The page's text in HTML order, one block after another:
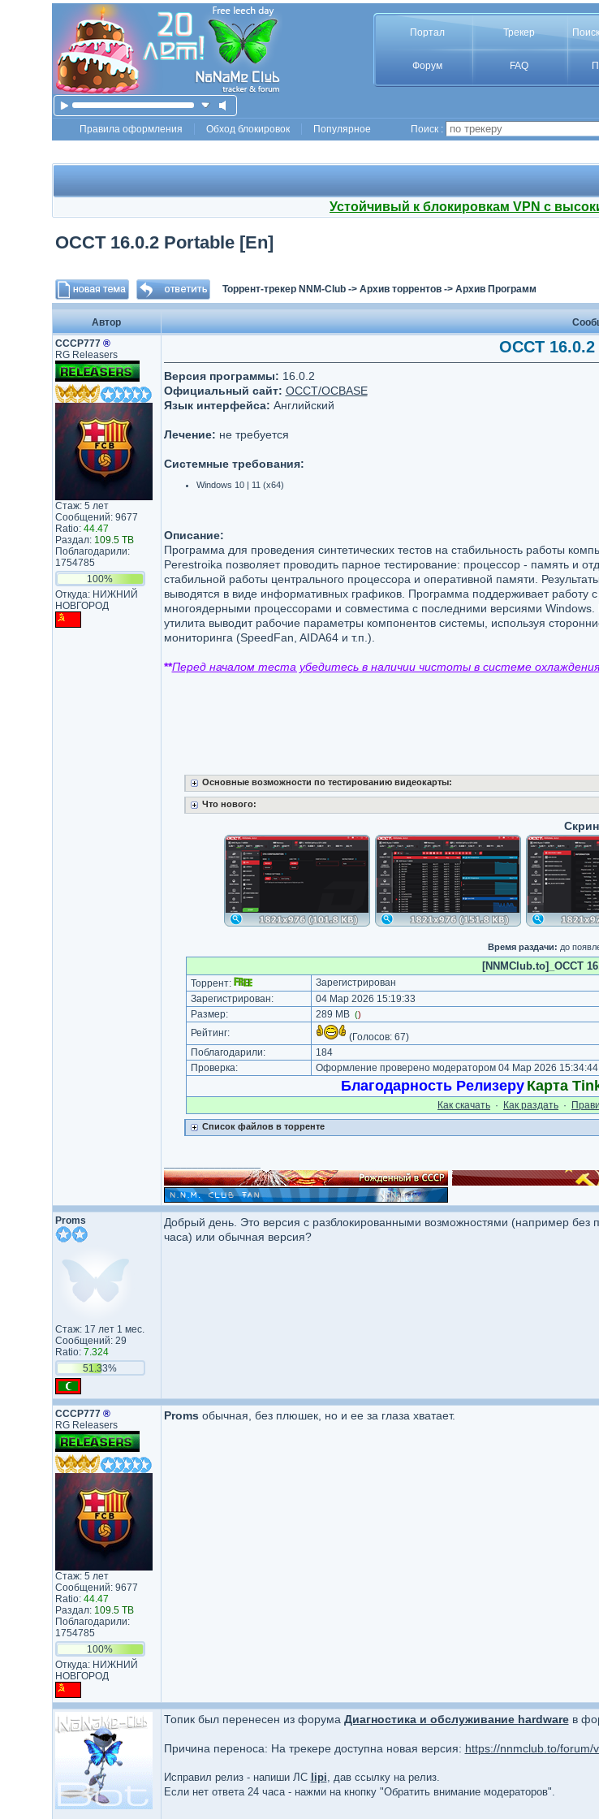
Портал Трекер
Форум FAQ
Правила оформления Обход блокировок Популярное Поиск :
Устойчивый к блокировкам VPN с
OCCT 16.0.2 Portable [En]
Торрент-трекер NNM-Club-> Архив торрентов-> Архив Программ
Автор
СССР777 ®
RG Releasers
Стаж: 5 лет
Сообщений: 9677
Ratio: 44.47
Раздал: 109.5 TB
Поблагодарили:
1754785
100%
Откуда: НИЖНИЙ
НОВГОРОД
OCCT
Версия программы: 16.0.2
Официальный сайт: OCCT/OCBASE
Язык интерфейса: Английский
Лечение: не требуется
Системные требования:
Windows 10 | 11 (x64)
Описание:
Программа для проведения синтетических тестов на стабильность работы
Perestroika позволяет проводить парное тестирование: процессор - память и
стабильной работы центрального процессора и оперативной памяти.
выводятся в виде информативных графиков. Программа поддерживает работу
многоядерными процессорами и совместима с последними версиями Windows.
утилита выводит рабочие параметры компонентов системы, используя
мониторинга (SpeedFan, AIDA64 и т.п.).
**Перед началом теста убедитесь в наличии чистоты в системе
Основные возможности по тестированию видеокарты:
Что нового:
Время раздачи: до
[NNMClub.to]_OCCT
Торрент:
Зарегистрирован
Зарегистрирован:
04 Мар 2026 15:19:33
Размер:
289 MB ()
Рейтинг: (Голосов: 67)
Поблагодарили:
184
Проверка:
Оформление проверено модератором 04 Мар 2026 15:34:44
Благодарность Релизеру Карта
Как cкачать · Как раздать ·
Список файлов в торренте
Proms
Стаж: 17 лет 1 мес.
Сообщений: 29
Ratio: 7.324
51.33%
Добрый день. Это версия с разблокированными возможностями (например без
часа) или обычная версия?
СССР777 ®
RG Releasers
Стаж: 5 лет
Сообщений: 9677
Ratio: 44.47
Раздал: 109.5 TB
Поблагодарили:
1754785
100%
Откуда: НИЖНИЙ
НОВГОРОД
Proms обычная, без плюшек, но и ее за глаза хватает.
Топик был перенесен из форума Диагностика и обслуживание hardwareв
Причина переноса: На трекере доступна новая версия: https://nnmclub.to/forum/
Исправил релиз - напиши ЛС lipi, дав ссылку на релиз.
Если нет ответа 24 часа - нажми на кнопку "Обратить внимание модераторов".